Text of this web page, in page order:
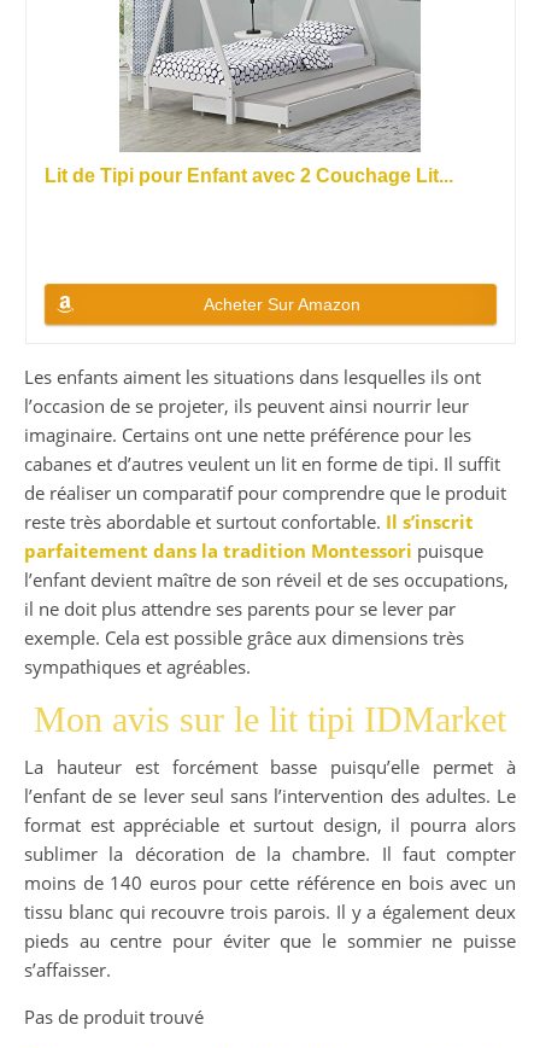
Lit de Tipi pour Enfant avec 2 Couchage Lit...
Acheter Sur Amazon
Les enfants aiment les situations dans lesquelles ils ont
l’occasion de se projeter, ils peuvent ainsi nourrir leur
imaginaire. Certains ont une nette préférence pour les
cabanes et d’autres veulent un lit en forme de tipi. Il suffit
de réaliser un comparatif pour comprendre que le produit
reste très abordable et surtout confortable. Il s’inscrit
parfaitement dans la tradition Montessori puisque
l’enfant devient maître de son réveil et de ses occupations,
il ne doit plus attendre ses parents pour se lever par
exemple. Cela est possible grâce aux dimensions très
sympathiques et agréables.
Mon avis sur le lit tipi IDMarket
La hauteur est forcément basse puisqu’elle permet à
l’enfant de se lever seul sans l’intervention des adultes. Le
format est appréciable et surtout design, il pourra alors
sublimer la décoration de la chambre. Il faut compter
moins de 140 euros pour cette référence en bois avec un
tissu blanc qui recouvre trois parois. Il y a également deux
pieds au centre pour éviter que le sommier ne puisse
s’affaisser.
Pas de produit trouvé